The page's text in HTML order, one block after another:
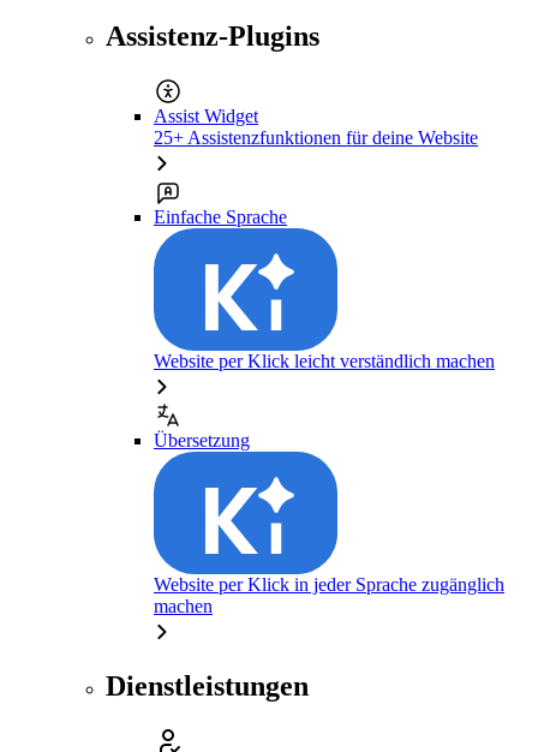
Assistenz-Plugins
Assist Widget
25+ Assistenzfunktionen für deine Website
Einfache Sprache
Website per Klick leicht verständlich machen
Übersetzung
Website per Klick in jeder Sprache zugänglich
machen
Dienstleistungen